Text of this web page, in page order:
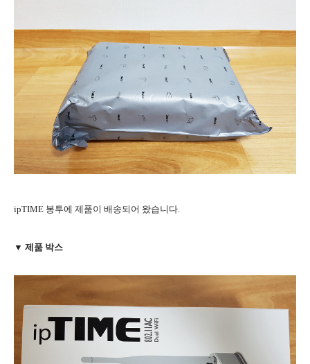
ipTIME 봉투에 제품이 배송되어 왔습니다.
▼ 제품 박스